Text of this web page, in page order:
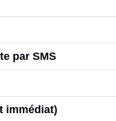
par SMS
immédiat)